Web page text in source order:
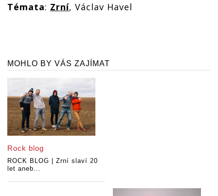
Témata: Zrní, Václav Havel
MOHLO BY VÁS ZAJÍMAT
Rock blog
ROCK BLOG | Zrní slaví 20
let aneb...